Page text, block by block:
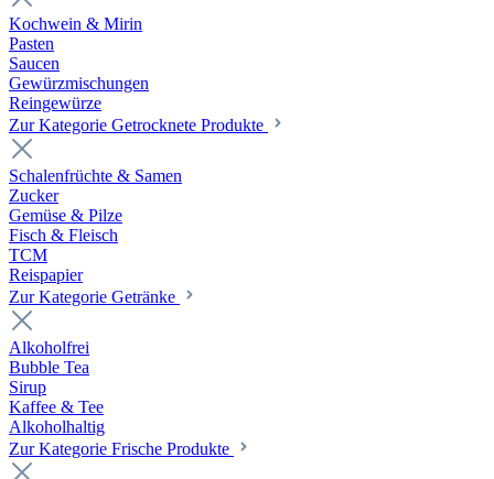
Kochwein & Mirin
Pasten
Saucen
Gewürzmischungen
Reingewürze
Zur Kategorie Getrocknete Produkte
Schalenfrüchte & Samen
Zucker
Gemüse & Pilze
Fisch & Fleisch
TCM
Reispapier
Zur Kategorie Getränke
Alkoholfrei
Bubble Tea
Sirup
Kaffee & Tee
Alkoholhaltig
Zur Kategorie Frische Produkte